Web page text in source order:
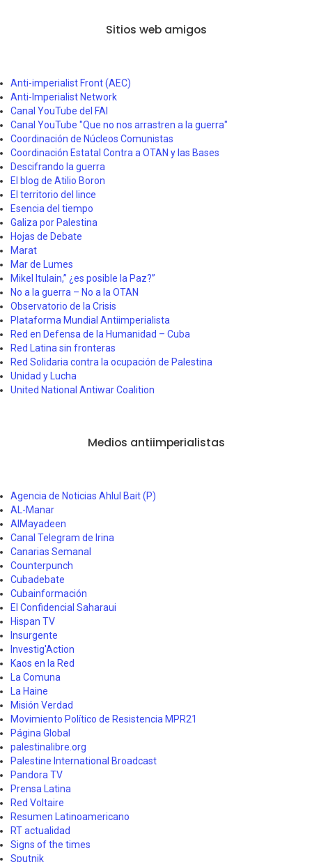
Sitios web amigos
Anti-imperialist Front (AEC)
Anti-Imperialist Network
Canal YouTube del FAI
Canal YouTube "Que no nos arrastren a la guerra"
Coordinación de Núcleos Comunistas
Coordinación Estatal Contra a OTAN y las Bases
Descifrando la guerra
El blog de Atilio Boron
El territorio del lince
Esencia del tiempo
Galiza por Palestina
Hojas de Debate
Marat
Mar de Lumes
Mikel Itulain,” ¿es posible la Paz?”
No a la guerra – No a la OTAN
Observatorio de la Crisis
Plataforma Mundial Antiimperialista
Red en Defensa de la Humanidad – Cuba
Red Latina sin fronteras
Red Solidaria contra la ocupación de Palestina
Unidad y Lucha
United National Antiwar Coalition
Medios antiimperialistas
Agencia de Noticias Ahlul Bait (P)
AL-Manar
AlMayadeen
Canal Telegram de Irina
Canarias Semanal
Counterpunch
Cubadebate
Cubainformación
El Confidencial Saharaui
Hispan TV
Insurgente
Investig'Action
Kaos en la Red
La Comuna
La Haine
Misión Verdad
Movimiento Político de Resistencia MPR21
Página Global
palestinalibre.org
Palestine International Broadcast
Pandora TV
Prensa Latina
Red Voltaire
Resumen Latinoamericano
RT actualidad
Signs of the times
Sputnik